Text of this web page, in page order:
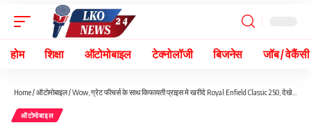
होम शिक्षा ऑटोमोबाइल टेक्नोलॉजी बिजनेस जॉब / वेकैंसी
Home/ऑटोमोबाइल/Wow, ग्रेट फीचर्स के साथ किफायती प्राइस मे खरीदे Royal Enfield Classic 250, देखे क़ीमत
ऑटोमोबाइल